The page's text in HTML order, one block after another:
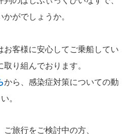
がでしょうか。
お客様に安心してご乗船してい
り組んでおります。
から、感染症対策についての動
。
旅行をご検討中の方、